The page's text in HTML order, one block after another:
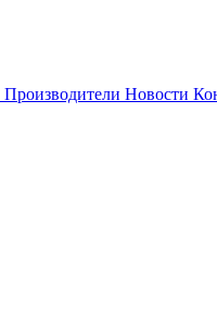
Производители Новости